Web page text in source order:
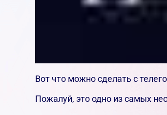
Вот что можно сделать с
Пожалуй, это одно из самых